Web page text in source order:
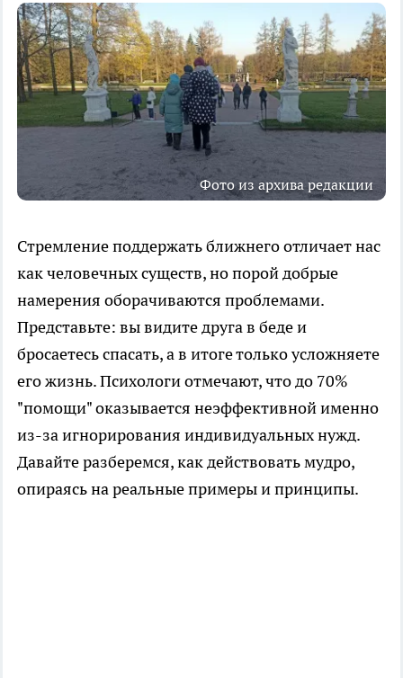
Фото из архива редакции
Стремление поддержать ближнего отличает нас
как человечных существ, но порой добрые
намерения оборачиваются проблемами.
Представьте: вы видите друга в беде и
бросаетесь спасать, а в итоге только усложняете
его жизнь. Психологи отмечают, что до 70%
"помощи" оказывается неэффективной именно
из-за игнорирования индивидуальных нужд.
Давайте разберемся, как действовать мудро,
опираясь на реальные примеры и принципы.